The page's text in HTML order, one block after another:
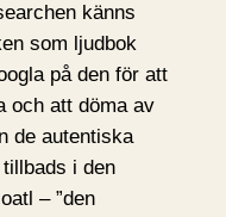
känns
som ljudbok
på den för att
och att döma av
de autentiska
i den
– ”den